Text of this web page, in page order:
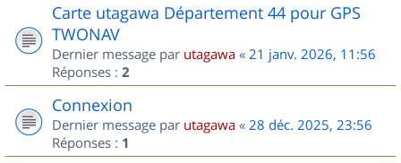
Carte utagawa Département 44 pour GPS
TWONAV
Dernier message par utagawa « 21 janv. 2026, 11:56
Réponses : 2
Connexion
Dernier message par utagawa « 28 déc. 2025, 23:56
Réponses : 1